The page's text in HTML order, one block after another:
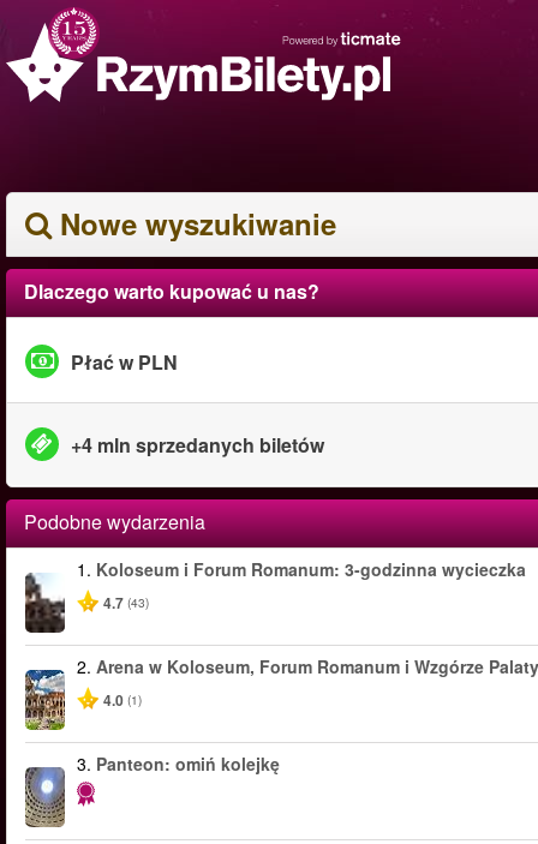
Nowe wyszukiwanie
Dlaczego warto kupować u nas?
Płać w PLN
+4 mln sprzedanych biletów
Podobne wydarzenia
1. Koloseum i Forum Romanum: 3-godzinna wycieczka
4.7 (43)
2. Arena w Koloseum, Forum Romanum i Wzgórze
4.0 (1)
3. Panteon: omiń kolejkę